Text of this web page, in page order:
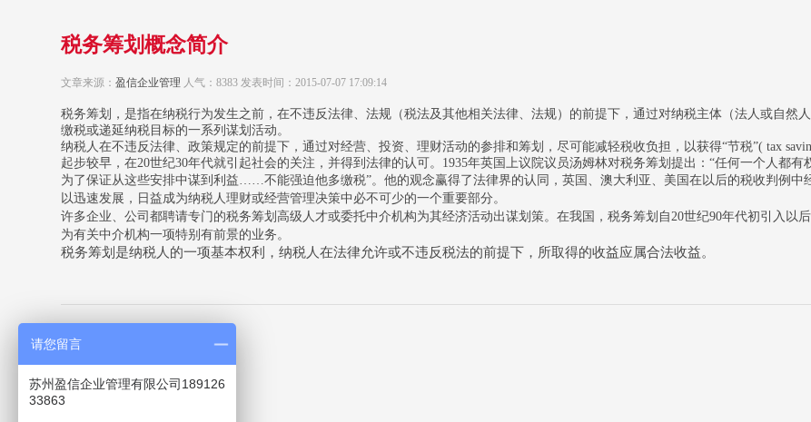
税务筹划概念简介
文章来源：盈信企业管理 人气：8383 发表时间：2015-07-07 17:09:14
税务筹划，是指在纳税行为发生之前，在不违反法律、法规（税法及其他相关法律、法规）的前提下，通过对纳税主体（法人或自然
缴税或递延纳税目标的一系列谋划活动。
纳税人在不违反法律、政策规定的前提下，通过对经营、投资、理财活动的参排和筹划，尽可能减轻税收负担，以获得“节税”( tax
起步较早，在20世纪30年代就引起社会的关注，并得到法律的认可。1935年英国上议院议员汤姆林对税务筹划提出：“任何一个人都
为了保证从这些安排中谋到利益……不能强迫他多缴税”。他的观念赢得了法律界的认同，英国、澳大利亚、美国在以后的税收判例中
以迅速发展，日益成为纳税人理财或经营管理决策中必不可少的一个重要部分。
许多企业、公司都聘请专门的税务筹划高级人才或委托中介机构为其经济活动出谋划策。在我国，税务筹划自20世纪90年代初引入以
为有关中介机构一项特别有前景的业务。
税务筹划是纳税人的一项基本权利，纳税人在法律允许或不违反税法的前提下，所取得的收益应属合法收益。
下一篇：没有了
请您留言
苏州盈信企业管理有限公司189126
33863